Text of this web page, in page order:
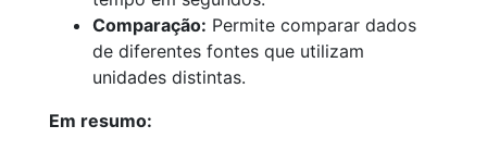
Comparação: Permite comparar dados
de diferentes fontes que utilizam
unidades distintas.
Em resumo: